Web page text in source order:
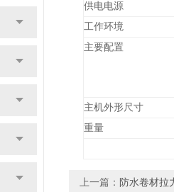
供电电源
工作环境
主要配置
主机外形尺寸
重量
上一篇： 防水卷材拉